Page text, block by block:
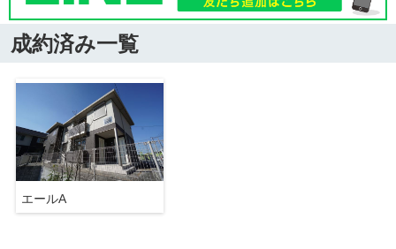
成約済み一覧
エールA